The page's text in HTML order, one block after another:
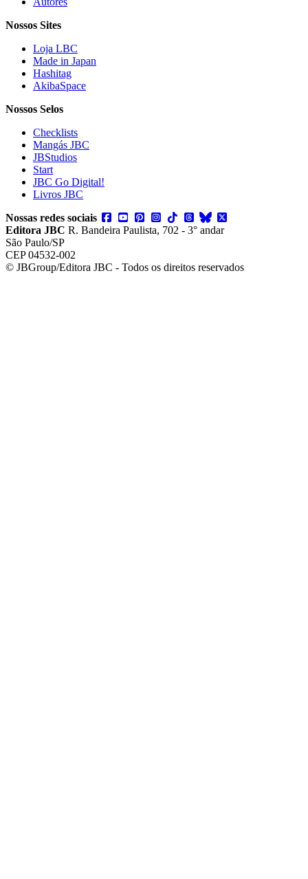
Nossos Sites
Loja LBC
Made in Japan
Hashitag
AkibaSpace
Nossos Selos
Checklists
Mangás JBC
JBStudios
Start
JBC Go Digital!
Livros JBC
Nossas redes sociais
Editora JBC R. Bandeira Paulista, 702 - 3° andar
São Paulo/SP
CEP 04532-002
© JBGroup/Editora JBC - Todos os direitos reservados